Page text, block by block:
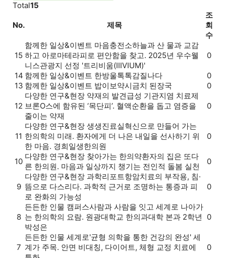
Total15
No. 제목
조
회
수
15
함께한 일상&이벤트 마음충전소하늘과 산 물과 교감
하고 아로마테라피로 편안함을 찾고. 2025년 우수웰
니스관광지 선정 '트리비움(ⅢVIUM)'
0
14 함께한 일상&이벤트 한방울톡톡감질나다
0
13 함께한 일상&이벤트 밥이보약시금치 된장국 0
12
다양한 연구&현장 약재의 발견급성 기관지염 치료제
브론O스에 함유된 ‘목단피’. 혈액순환을 돕고 염증을
줄이는 약재
0
11
다양한 연구&현장 생생진료실혁신으로 만들어 가는
한의학의 미래. 환자에게 더 나은 내일을 선사하기 위
한 마음. 경희일생한의원
0
10
다양한 연구&현장 찾아가는 한의약환자의 집은 또다
른 한의원. 마음과 일상까지 챙기는 전인적 돌봄 실천
0
9
다양한 연구&현장 과학리포트항암치료의 부작용, 침·
뜸으로 다스리다. 과학적 근거로 조명하는 통증과 피
로 완화의 가능성
0
8
든든한 인물 캠퍼스사람과 사람을 잇고 세계로 나아가
는 한의학의 요람. 원광대학교 한의과대학 본과 2학년
박성은
0
7
든든한 인물 세계로'균형 의학을 통한 건강의 완성' 세
계가 주목. 안면 비대칭, 다이어트, 체형 교정 치료에
0